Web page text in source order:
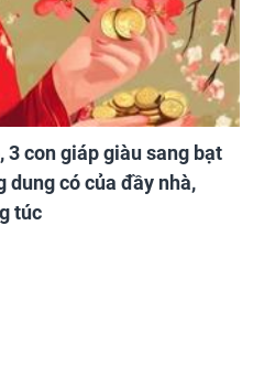
con giáp giàu sang bạt
dung có của đầy nhà,
túc